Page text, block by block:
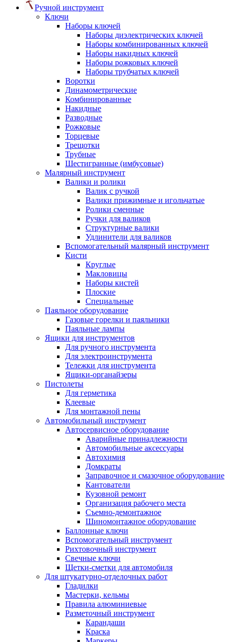
Ручной инструмент
Ключи
Наборы ключей
Наборы диэлектрических ключей
Наборы комбинированных ключей
Наборы накидных ключей
Наборы рожковых ключей
Наборы трубчатых ключей
Воротки
Динамометрические
Комбинированные
Накидные
Разводные
Рожковые
Торцевые
Трещотки
Трубные
Шестигранные (имбусовые)
Малярный инструмент
Валики и ролики
Валик с ручкой
Валики прижимные и игольчатые
Ролики сменные
Ручки для валиков
Структурные валики
Удлинители для валиков
Вспомогательный малярный инструмент
Кисти
Круглые
Макловицы
Наборы кистей
Плоские
Специальные
Паяльное оборудование
Газовые горелки и паяльники
Паяльные лампы
Ящики для инструментов
Для ручного инструмента
Для электроинструмента
Тележки для инструмента
Ящики-органайзеры
Пистолеты
Для герметика
Клеевые
Для монтажной пены
Автомобильный инструмент
Автосервисное оборудование
Аварийные принадлежности
Автомобильные аксессуары
Автохимия
Домкраты
Заправочное и смазочное оборудование
Кантователи
Кузовной ремонт
Организация рабочего места
Съемно-демонтажное
Шиномонтажное оборудование
Баллонные ключи
Вспомогательный инструмент
Рихтовочный инструмент
Свечные ключи
Щетки-сметки для автомобиля
Для штукатурно-отделочных работ
Гладилки
Мастерки, кельмы
Правила алюминиевые
Разметочный инструмент
Карандаши
Краска